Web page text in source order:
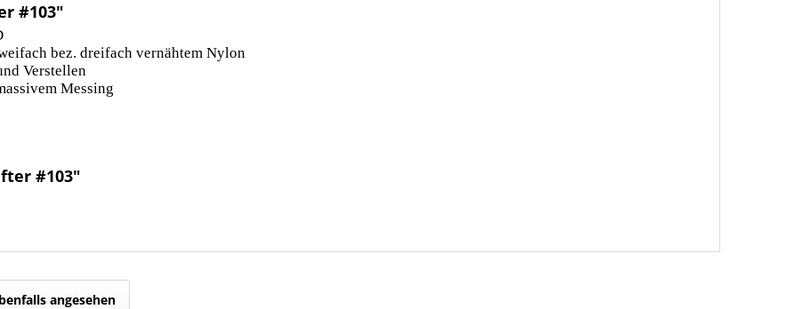
#103"
bez. dreifach vernähtem Nylon
Verstellen
Messing
#103"
angesehen